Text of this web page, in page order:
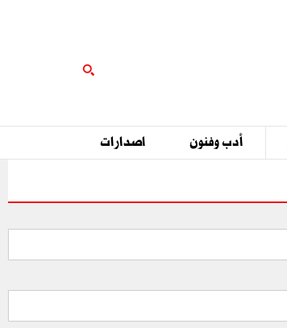
أدب وفنون اصدارات